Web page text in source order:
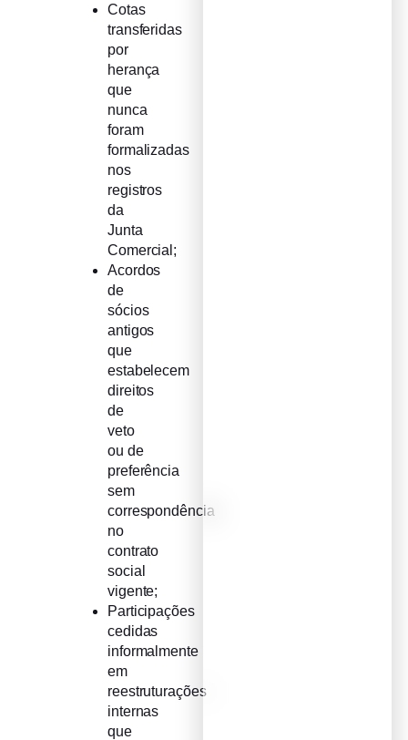
Cotas
transferidas
por
herança
que
nunca
foram
formalizadas
nos
registros
da
Junta
Comercial;
Acordos
de
sócios
antigos
que
estabelecem
direitos
de
veto
ou de
preferência
sem
correspondência
no
contrato
social
vigente;
Participações
cedidas
informalmente
em
reestruturações
internas
que